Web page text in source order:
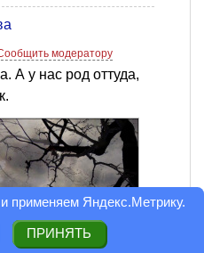
модератору
А у нас род оттуда,
применяем Яндекс.Метрику.
ПРИНЯТЬ